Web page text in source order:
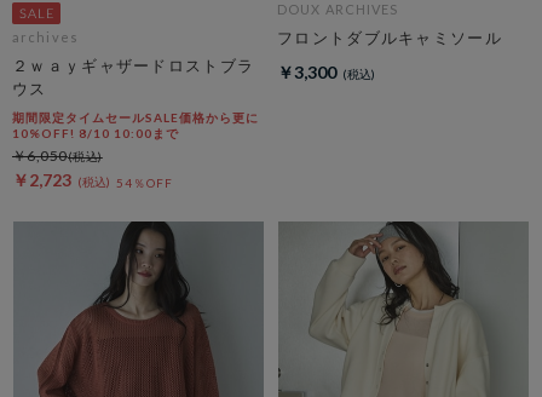
archives
２ｗａｙギャザードロストブラ
ウス
期間限定タイムセールSALE価格から更に
10%OFF! 8/10 10:00まで
￥2,723 54％OFF
￥6,050
DOUX ARCHIVES
フロントダブルキャミソール
￥3,300